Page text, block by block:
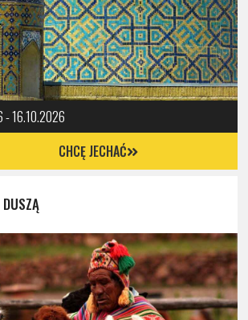
- 16.10.2026
CHCĘ JECHAĆ